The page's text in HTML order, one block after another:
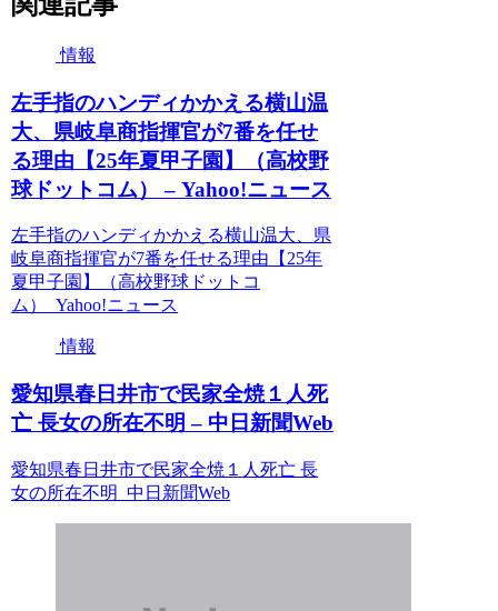
情報
左手指のハンディかかえる横山温
大、県岐阜商指揮官が7番を任せ
る理由【25年夏甲子園】（高校野
球ドットコム） – Yahoo!ニュース
左手指のハンディかかえる横山温大、県
岐阜商指揮官が7番を任せる理由【25年
夏甲子園】（高校野球ドットコ
ム） Yahoo!ニュース
情報
愛知県春日井市で民家全焼１人死
亡 長女の所在不明 – 中日新聞Web
愛知県春日井市で民家全焼１人死亡 長
女の所在不明 中日新聞Web